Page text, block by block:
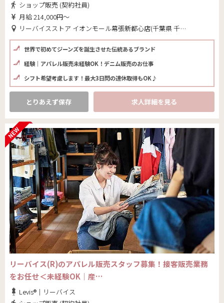
ショップ販売 (契約社員)
月給 214,000円～
リーバイスストア イオンモール幕張新都心店(千葉県 千葉市美浜区)
世界で初めてジーンズを誕生させた伝統あるブランド
経験｜アパレル販売未経験OK！デニム販売のお仕事
シフト希望考慮します！最大3日問の連休取得もOK♪
とりあえず保存 求人詳細を見る
リーバイス(R)のアパレル販売スタッフ募集！接客販売業務
をお任せ＜未経験OK｜産…
Levis®｜リーバイス